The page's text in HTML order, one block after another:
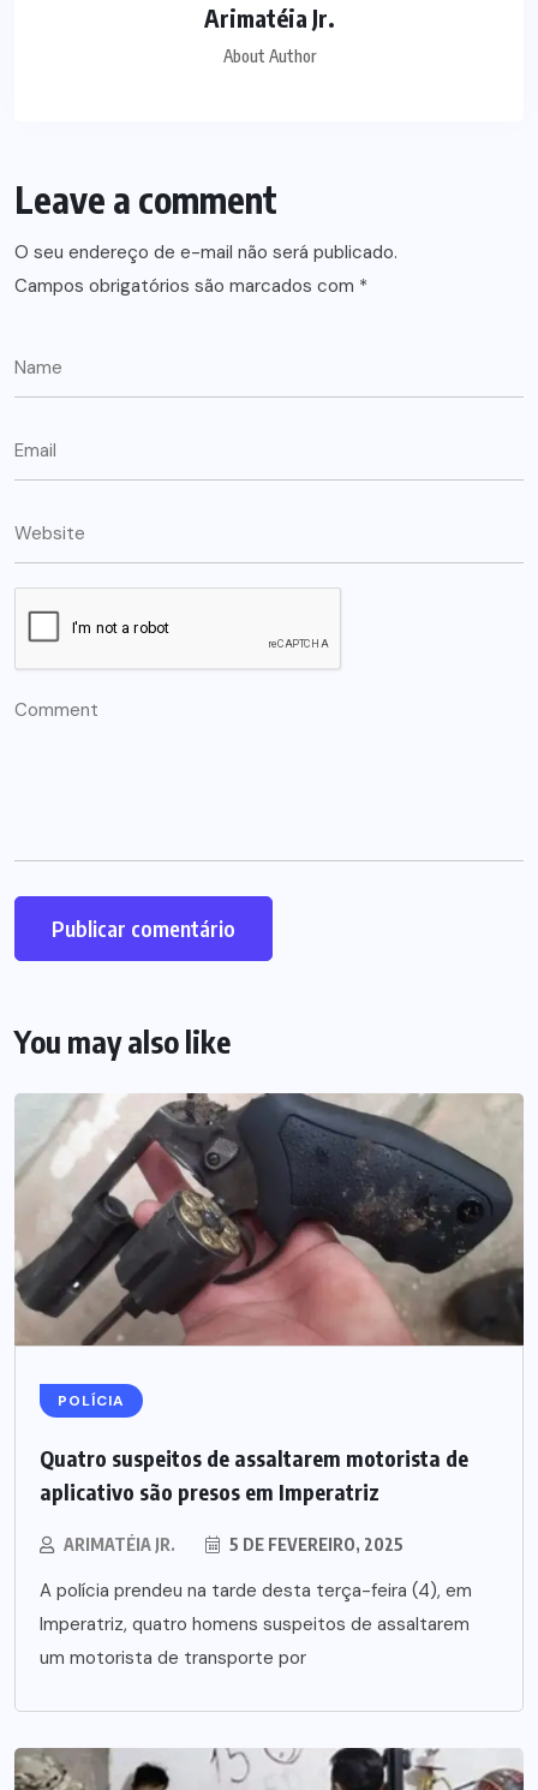
Arimatéia Jr.
About Author
Leave a comment
O seu endereço de e-mail não será publicado.
Campos obrigatórios são marcados com *
You may also like
POLÍCIA
Quatro suspeitos de assaltarem motorista de
aplicativo são presos em Imperatriz
ARIMATÉIA JR. 5 DE FEVEREIRO, 2025
A polícia prendeu na tarde desta terça-feira (4), em
Imperatriz, quatro homens suspeitos de assaltarem
um motorista de transporte por